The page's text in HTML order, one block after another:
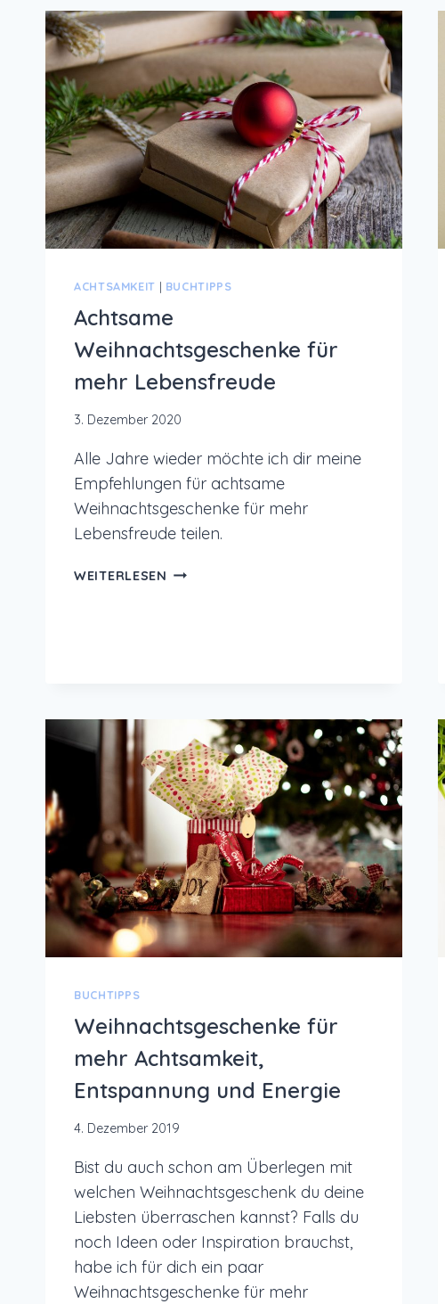
ACHTSAMKEIT | BUCHTIPPS
Achtsame
Weihnachtsgeschenke für
mehr Lebensfreude
3. Dezember 2020
Alle Jahre wieder möchte ich dir meine
Empfehlungen für achtsame
Weihnachtsgeschenke für mehr
Lebensfreude teilen.
WEITERLESEN ACHTSAME
BUCHTIPPS
Weihnachtsgeschenke für
mehr Achtsamkeit,
Entspannung und Energie
4. Dezember 2019
Bist du auch schon am Überlegen mit
welchen Weihnachtsgeschenk du deine
Liebsten überraschen kannst? Falls du
noch Ideen oder Inspiration brauchst,
habe ich für dich ein paar
Weihnachtsgeschenke für mehr